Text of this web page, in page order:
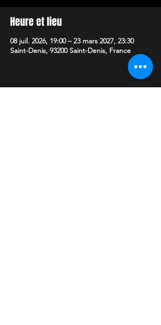
Heure et lieu
08 juil. 2026, 19:00 – 23 mars 2027, 23:30
Saint-Denis, 93200 Saint-Denis, France